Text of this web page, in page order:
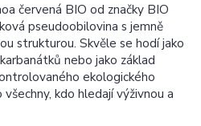
červená BIO od značky BIO
pseudoobilovina s jemně
strukturou. Skvěle se hodí jako
nebo jako základ
ekologického
kdo hledají výživnou a